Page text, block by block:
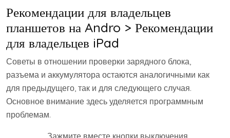
Рекомендации для владельцев
планшетов на Andro > Рекомендации
для владельцев iPad
Советы в отношении проверки зарядного блока,
разъема и аккумулятора остаются аналогичными как
для предыдущего, так и для следующего случая.
Основное внимание здесь уделяется программным
проблемам.
Зажмите вместе кнопки выключения